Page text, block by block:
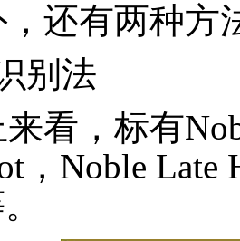
，还有两种方
别法
看，标有
，Noble Late